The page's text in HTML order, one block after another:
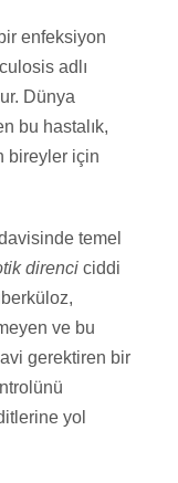
enfeksiyon
adlı
Dünya
bu hastalık,
bireyler için
temel
direnci ciddi
ve bu
gerektiren bir
yol